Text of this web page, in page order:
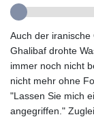
Auch der
Ghalibaf drohte
immer noch nicht
nicht mehr ohne
"Lassen Sie mich
angegriffen."